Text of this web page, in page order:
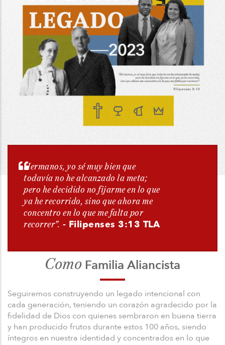
Hermanos, yo sé muy bien que
todavía no he alcanzado la meta;
pero he decidido no fijarme en lo que
ya he recorrido, sino que ahora me
concentro en lo que me falta por
recorrer”. - Filipenses 3:13 TLA
Como Familia Aliancista
Seguiremos construyendo un legado intencional con
cada generación, teniendo un corazón agradecido por la
fidelidad de Dios con quienes sembraron en buena tierra
y han producido frutos durante estos 100 años, siendo
íntegros en nuestra identidad y concentrados en lo que